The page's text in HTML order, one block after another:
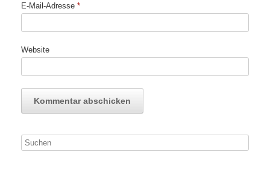
E-Mail-Adresse *
Website